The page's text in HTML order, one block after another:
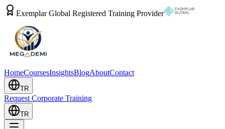
Exemplar Global Registered Training Provider
HomeCoursesInsightsBlogAboutContact
TR
Request Corporate Training
TR